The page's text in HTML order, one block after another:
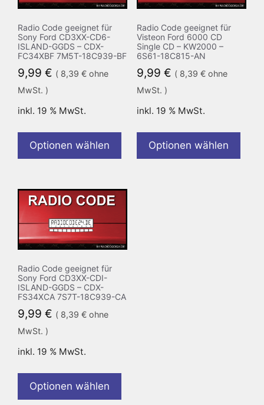
Radio Code geeignet für
Sony Ford CD3XX-CD6-
ISLAND-GGDS – CDX-
FC34XBF 7M5T-18C939-BF
9,99 € ( 8,39 € ohne
MwSt. )
inkl. 19 % MwSt.
Optionen wählen
Radio Code geeignet für
Visteon Ford 6000 CD
Single CD – KW2000 –
6S61-18C815-AN
9,99 € ( 8,39 €ohne
MwSt. )
inkl. 19 % MwSt.
Optionen wählen
Radio Code geeignet für
Sony Ford CD3XX-CDI-
ISLAND-GGDS – CDX-
FS34XCA 7S7T-18C939-CA
9,99 € ( 8,39 € ohne
MwSt. )
inkl. 19 % MwSt.
Optionen wählen